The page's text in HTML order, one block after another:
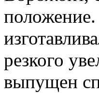
резкого
выпущен